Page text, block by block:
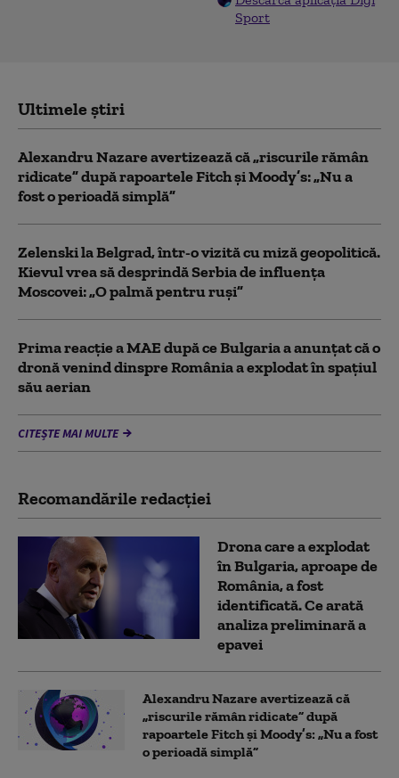
Sport
Ultimele știri
Alexandru Nazare avertizează că „riscurile rămân
ridicate” după rapoartele Fitch și Moody’s: „Nu a
fost o perioadă simplă”
Zelenski la Belgrad, într-o vizită cu miză geopolitică.
Kievul vrea să desprindă Serbia de influența
Moscovei: „O palmă pentru ruși”
Prima reacție a MAE după ce Bulgaria a anunţat că o
dronă venind dinspre România a explodat în spaţiul
său aerian
CITEȘTE MAI MULTE
Recomandările redacţiei
Drona care a explodat
în Bulgaria, aproape de
România, a fost
identificată. Ce arată
analiza preliminară a
epavei
Alexandru Nazare avertizează că
„riscurile rămân ridicate” după
rapoartele Fitch și Moody’s: „Nu a fost
o perioadă simplă”